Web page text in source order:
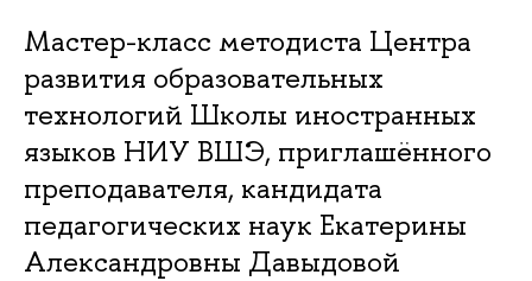
Мастер-класс методиста Центра
развития образовательных
технологий Школы иностранных
языков НИУ ВШЭ, приглашённого
преподавателя, кандидата
педагогических наук Екатерины
Александровны Давыдовой